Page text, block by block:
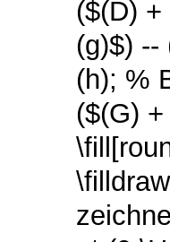
($(D)
(g)$) --
(h); %
($(G)